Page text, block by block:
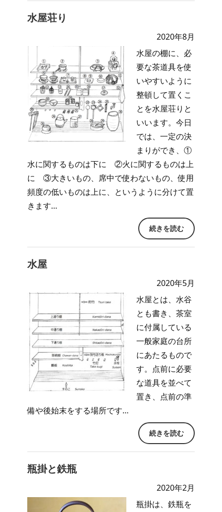
水屋荘り
2020年8月
水屋の棚に、必
要な茶道具を使
いやすいように
整頓して置くこ
とを水屋荘りと
いいます。今日
では、一定の決
まりができ、①
水に関するものは下に ②火に関するものは上
に ③大きいもの、席中で使わないもの、使用
頻度の低いものは上に、というように分けて置
きます…
続きを読む
水屋
2020年5月
水屋とは、水谷
とも書き、茶室
に付属している
一般家庭の台所
にあたるもので
す。点前に必要
な道具を並べて
置き、点前の準
備や後始末をする場所です…
続きを読む
瓶掛と鉄瓶
2020年2月
瓶掛は、鉄瓶を